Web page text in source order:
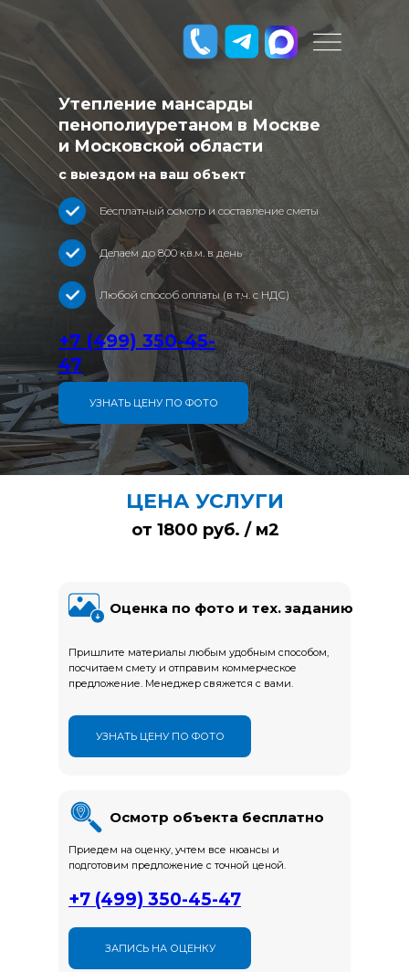
УЗНАТЬ ЦЕНУ ПО ФОТО
Делаем до 800 кв.м. в день
Любой способ оплаты (в т.ч. с НДС)
Бесплатный осмотр и составление сметы
Утепление мансарды
пенополиуретаном в Москве
и Московской области
с выездом на ваш объект
+7 (499) 350-45-
47
ЦЕНА УСЛУГИ
от 1800 руб. / м2
Оценка по фото и тех. заданию
Пришлите материалы любым удобным способом,
посчитаем смету и отправим коммерческое
предложение. Менеджер свяжется с вами.
+7 (499) 350-45-47
Приедем на оценку, учтем все нюансы и
подготовим предложение с точной ценой.
Осмотр объекта бесплатно
ЗАПИСЬ НА ОЦЕНКУ
УЗНАТЬ ЦЕНУ ПО ФОТО